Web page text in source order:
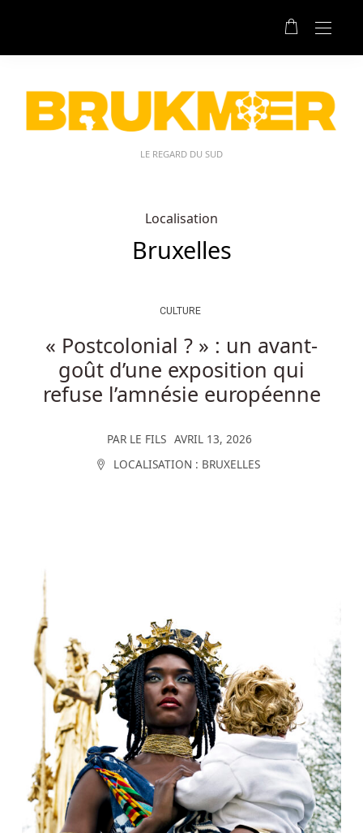
LE REGARD DU SUD
Localisation
Bruxelles
CULTURE
« Postcolonial ? » : un avant-
goût d’une exposition qui
refuse l’amnésie européenne
PAR LE FILS AVRIL 13, 2026
LOCALISATION : BRUXELLES